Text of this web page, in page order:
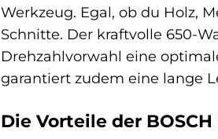
Werkzeug. Egal, ob du Holz,
Schnitte. Der kraftvolle 650-
Drehzahlvorwahl eine
garantiert zudem eine lange
Die Vorteile der